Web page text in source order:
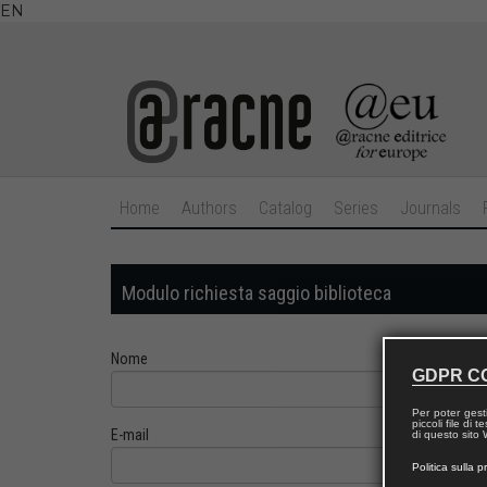
EN
Home Authors Catalog Series Journals
Modulo richiesta saggio biblioteca
Nome
E-mail
GDPR
Per poter
piccoli file di
di questo sito
Politica sulla